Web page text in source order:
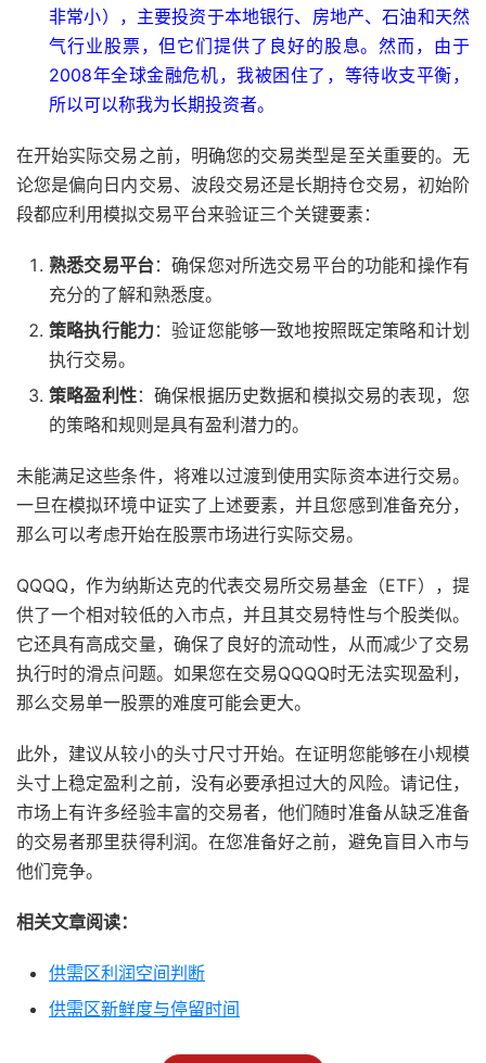
非常小），主要投资于本地银行、房地产、石油和天然
气行业股票，但它们提供了良好的股息。然而，由于
2008年全球金融危机，我被困住了，等待收支平衡，
所以可以称我为长期投资者。
在开始实际交易之前，明确您的交易类型是至关重要的。无
论您是偏向日内交易、波段交易还是长期持仓交易，初始阶
段都应利用模拟交易平台来验证三个关键要素：
熟悉交易平台：确保您对所选交易平台的功能和操作有
充分的了解和熟悉度。
策略执行能力：验证您能够一致地按照既定策略和计划
执行交易。
策略盈利性：确保根据历史数据和模拟交易的表现，您
的策略和规则是具有盈利潜力的。
未能满足这些条件，将难以过渡到使用实际资本进行交易。
一旦在模拟环境中证实了上述要素，并且您感到准备充分，
那么可以考虑开始在股票市场进行实际交易。
QQQQ，作为纳斯达克的代表交易所交易基金（ETF），提
供了一个相对较低的入市点，并且其交易特性与个股类似。
它还具有高成交量，确保了良好的流动性，从而减少了交易
执行时的滑点问题。如果您在交易QQQQ时无法实现盈利，
那么交易单一股票的难度可能会更大。
此外，建议从较小的头寸尺寸开始。在证明您能够在小规模
头寸上稳定盈利之前，没有必要承担过大的风险。请记住，
市场上有许多经验丰富的交易者，他们随时准备从缺乏准备
的交易者那里获得利润。在您准备好之前，避免盲目入市与
他们竞争。
相关文章阅读：
供需区利润空间判断
供需区新鲜度与停留时间